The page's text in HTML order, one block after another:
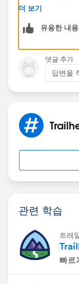
Please mark as
Thanks,
더 보기
유용한 내
댓글 추가
답변을
관련 학습
트레
빠르